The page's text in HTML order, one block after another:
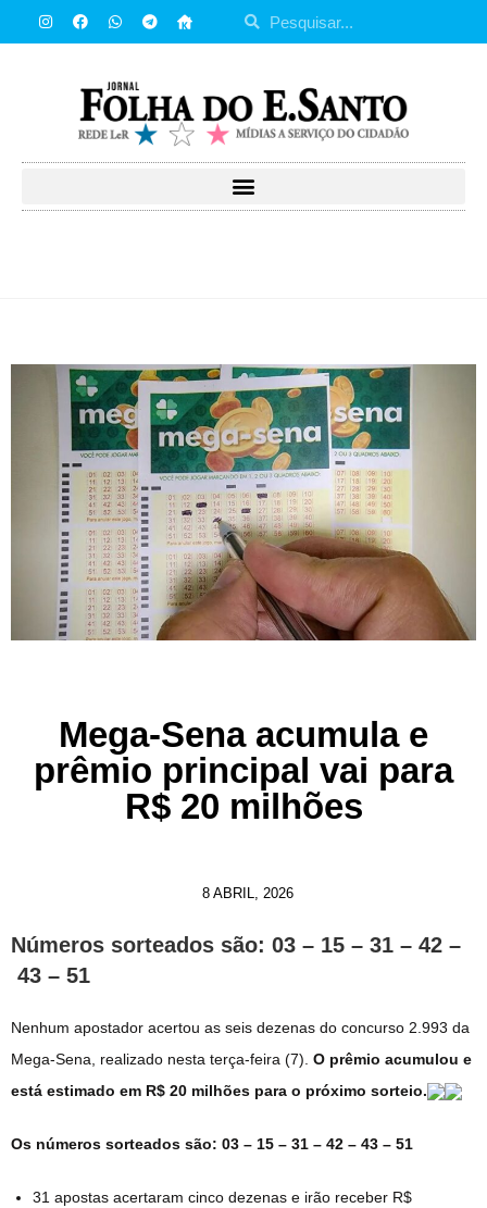
Mega-Sena acumula e
prêmio principal vai para
R$ 20 milhões
8 ABRIL, 2026
Números sorteados são: 03 – 15 – 31 – 42 –
43 – 51
Nenhum apostador acertou as seis dezenas do concurso 2.993 da
Mega-Sena, realizado nesta terça-feira (7). O prêmio acumulou e
está estimado em R$ 20 milhões para o próximo sorteio.
Os números sorteados são: 03 – 15 – 31 – 42 – 43 – 51
31 apostas acertaram cinco dezenas e irão receber R$